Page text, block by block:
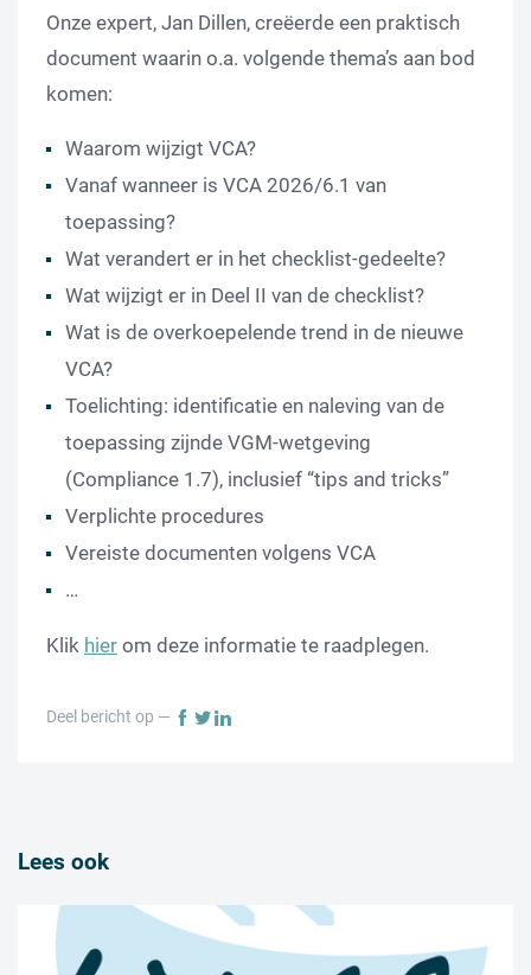
Onze expert, Jan Dillen, creëerde een praktisch
document waarin o.a. volgende thema’s aan bod
komen:
Waarom wijzigt VCA?
Vanaf wanneer is VCA 2026/6.1 van
toepassing?
Wat verandert er in het checklist-gedeelte?
Wat wijzigt er in Deel II van de checklist?
Wat is de overkoepelende trend in de nieuwe
VCA?
Toelichting: identificatie en naleving van de
toepassing zijnde VGM-wetgeving
(Compliance 1.7), inclusief “tips and tricks”
Verplichte procedures
Vereiste documenten volgens VCA
…
Klik hier om deze informatie te raadplegen.
Deel bericht op —
Lees ook